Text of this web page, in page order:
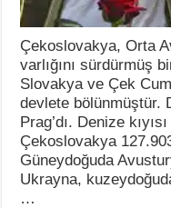
Çekoslovakya, Orta
varlığını sürdürmüş
Slovakya ve Çek
devlete bölünmüştür.
Prag’dı. Denize
Çekoslovakya
Güneydoğuda
Ukrayna,
…